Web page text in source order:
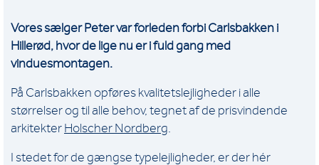
Vores sælger Peter var forleden forbi Carlsbakken i
Hillerød, hvor de lige nu er i fuld gang med
vinduesmontagen.
På Carlsbakken opføres kvalitetslejligheder i alle
størrelser og til alle behov, tegnet af de prisvindende
arkitekter Holscher Nordberg.
I stedet for de gængse typelejligheder, er der hér